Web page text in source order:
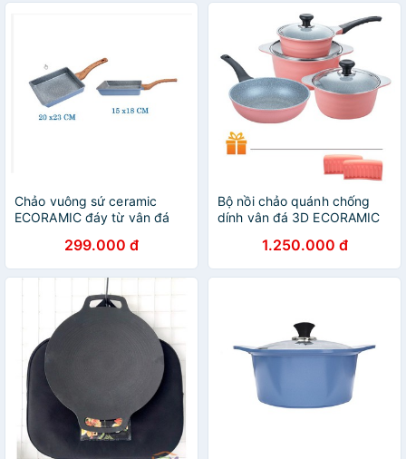
Chảo vuông sứ ceramic
ECORAMIC đáy từ vân đá
nhiệt chảo gốm sứ
299.000 đ
Bộ nồi chảo quánh chống
dính vân đá 3D ECORAMIC
nồi silicon , dùng được bếp
gas, hồng ngoại , th
1.250.000 đ